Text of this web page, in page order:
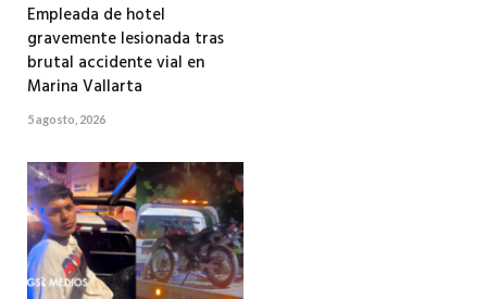
Empleada de hotel
gravemente lesionada tras
brutal accidente vial en
Marina Vallarta
5 agosto, 2026